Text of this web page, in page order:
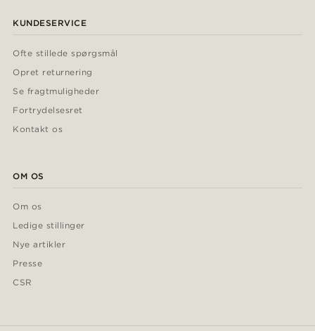
KUNDESERVICE
Ofte stillede spørgsmål
Opret returnering
Se fragtmuligheder
Fortrydelsesret
Kontakt os
OM OS
Om os
Ledige stillinger
Nye artikler
Presse
CSR